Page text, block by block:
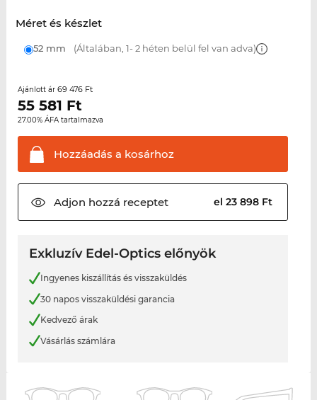
Méret és készlet
52 mm (Általában, 1- 2 héten belül fel van adva)
Ajánlott ár 69 476 Ft
55 581 Ft
27.00% ÁFA tartalmazva
Hozzáadás a kosárhoz
Adjon hozzá receptet el 23 898 Ft
Exkluzív Edel-Optics előnyök
Ingyenes kiszállítás és visszaküldés
30 napos visszaküldési garancia
Kedvező árak
Vásárlás számlára